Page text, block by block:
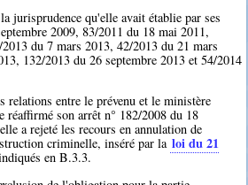
jurisprudence qu'elle avait établie par ses
2009, 83/2011 du 18 mai 2011,
du 7 mars 2013, 42/2013 du 21 mars
132/2013 du 26 septembre 2013 et 54/2014
relations entre le prévenu et le ministère
réaffirmé son arrêt n° 182/2008 du 18
a rejeté les recours en annulation de
criminelle, inséré par la loi du 21
en B.3.3.